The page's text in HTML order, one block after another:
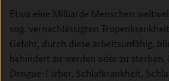
Etwa eine Milliarde Menschen
sog. vernachlässigten
Gefahr, durch diese arbeitsunfähig,
behindert zu werden oder zu
Dengue-Fieber, Schlafkrankheit,